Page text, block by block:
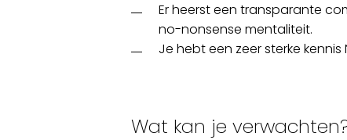
Er heerst een transparante
no-nonsense mentaliteit.
Je hebt een zeer sterke kennis
Wat kan je